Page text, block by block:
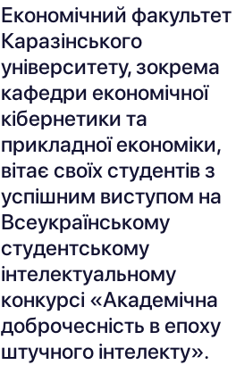
Економічний факультет
Каразінського
університету, зокрема
кафедри економічної
кібернетики та
прикладної економіки,
вітає своїх студентів з
успішним виступом на
Всеукраїнському
студентському
інтелектуальному
конкурсі «Академічна
доброчесність в епоху
штучного інтелекту».